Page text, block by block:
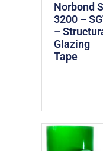
Norbond
3200 –
–
Glazing
Tape